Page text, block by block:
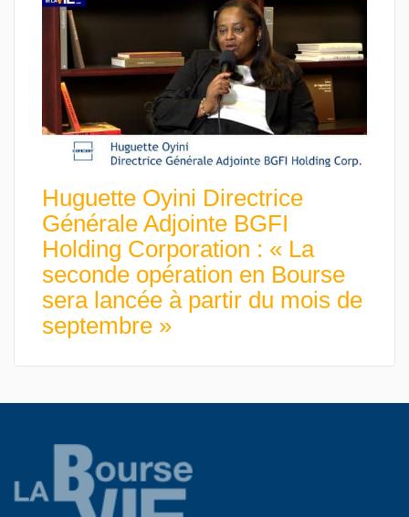
Huguette Oyini Directrice
Générale Adjointe BGFI
Holding Corporation : « La
seconde opération en Bourse
sera lancée à partir du mois de
septembre »